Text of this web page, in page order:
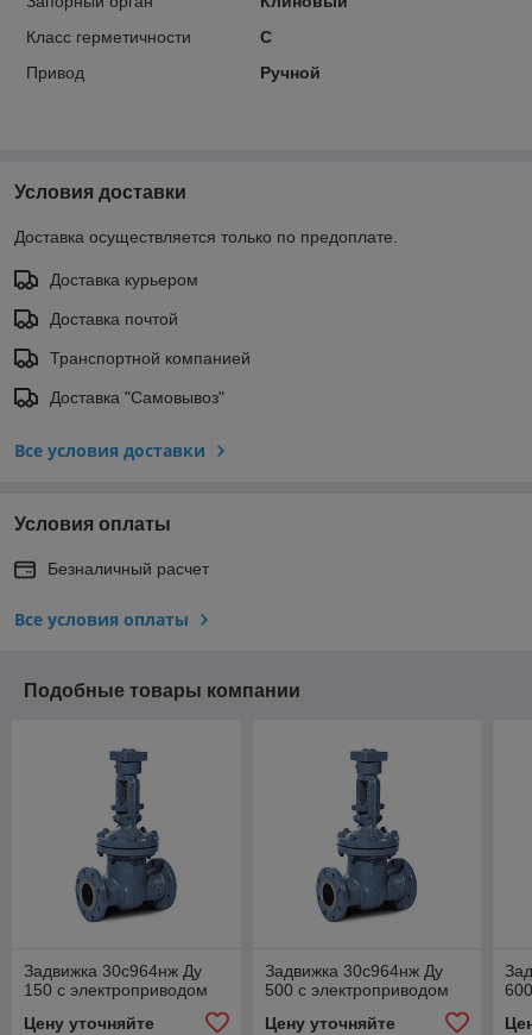
Класс герметичности
С
Привод
Ручной
Условия доставки
Доставка осуществляется только по предоплате.
Доставка курьером
Доставка почтой
Транспортной компанией
Доставка "Самовывоз"
Все условия доставки
Условия оплаты
Безналичный расчет
Все условия оплаты
Подобные товары компании
Задвижка 30с964нж Ду
150 с электроприводом
Цену уточняйте
Задвижка 30с964нж Ду
500 с электроприводом
Цену уточняйте